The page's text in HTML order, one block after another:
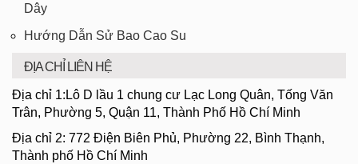
Dây
Hướng Dẫn Sử Bao Cao Su
ĐỊA CHỈ LIÊN HỆ
Địa chỉ 1:Lô D lầu 1 chung cư Lạc Long Quân, Tống Văn
Trân, Phường 5, Quận 11, Thành Phố Hồ Chí Minh
Địa chỉ 2: 772 Điện Biên Phủ, Phường 22, Bình Thạnh,
Thành phố Hồ Chí Minh